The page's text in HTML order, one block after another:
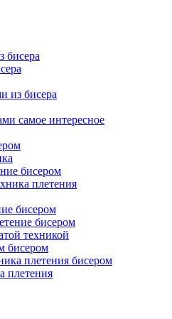
бисера
из бисера
самое интересное
бисером
плетения
бисером
бисером
техникой
бисером
плетения бисером
плетения